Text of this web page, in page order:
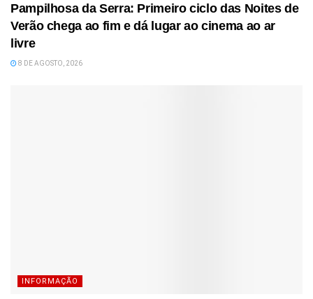
Pampilhosa da Serra: Primeiro ciclo das Noites de
Verão chega ao fim e dá lugar ao cinema ao ar
livre
8 DE AGOSTO, 2026
INFORMAÇÃO